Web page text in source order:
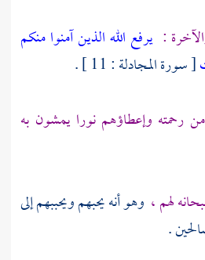
: يرفع الله الذين آمنوا منكم
[ سورة المجادلة : 11 ] .
رحمته وإعطاؤهم نورا يمشون به
لهم ، وهو أنه يحبهم ويحببهم إلى
.